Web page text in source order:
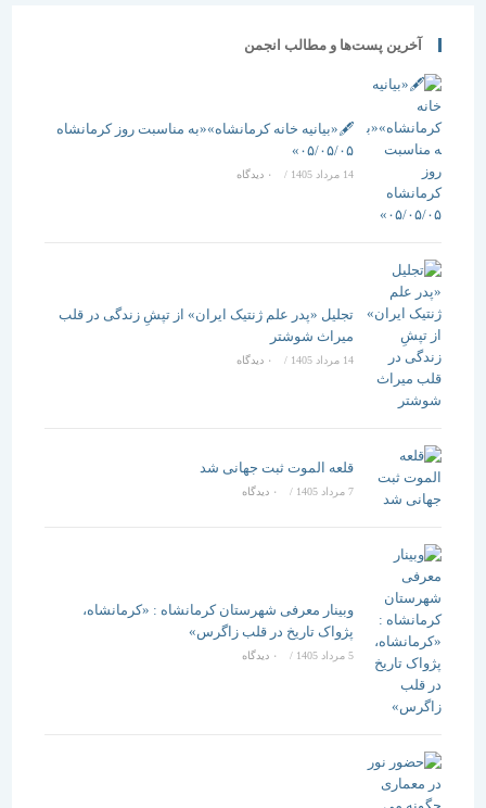
آخرین پست‌ها و مطالب انجمن
🖋️«بیانیه خانه کرمانشاه»«به مناسبت روز کرمانشاه
۰۵/۰۵/۰۵»
/ ۰ دیدگاه
تجلیل «پدر علم ژنتیک ایران» از تپشِ زندگی در قلب
میراث شوشتر
14 مرداد 1405 / ۰ دیدگاه
قلعه الموت ثبت جهانی شد
/ ۰ دیدگاه
وبینار معرفی شهرستان کرمانشاه : «کرمانشاه،
پژواک تاریخ در قلب زاگرس»
5 مرداد 1405 / ۰ دیدگاه